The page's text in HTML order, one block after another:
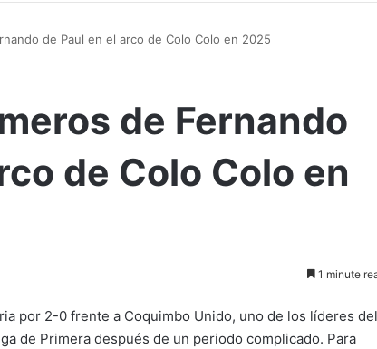
de Paul en el arco de Colo Colo en 2025
de Fernando
de Colo Colo en
1 minute
por 2-0 frente a Coquimbo Unido, uno de los líderes del
de Primera después de un periodo complicado. Para